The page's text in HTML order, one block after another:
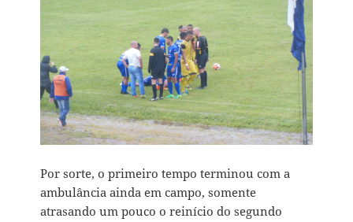
Por sorte, o primeiro tempo terminou com a
ambulância ainda em campo, somente
atrasando um pouco o reinício do segundo